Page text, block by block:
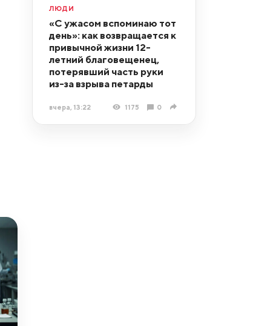
ЛЮДИ
«С ужасом вспоминаю тот
день»: как возвращается к
привычной жизни 12-
летний благовещенец,
потерявший часть руки
из-за взрыва петарды
вчера, 13:22 1175 0